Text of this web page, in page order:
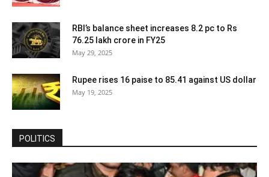
RBI’s balance sheet increases 8.2 pc to Rs
76.25 lakh crore in FY25
May 29, 2025
Rupee rises 16 paise to 85.41 against US dollar
May 19, 2025
POLITICS